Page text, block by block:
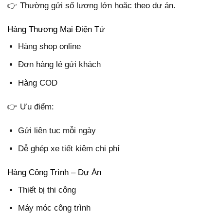
👉 Thường gửi số lượng lớn hoặc theo dự án.
Hàng Thương Mại Điện Tử
Hàng shop online
Đơn hàng lẻ gửi khách
Hàng COD
👉 Ưu điểm:
Gửi liên tục mỗi ngày
Dễ ghép xe tiết kiệm chi phí
Hàng Công Trình – Dự Án
Thiết bị thi công
Máy móc công trình